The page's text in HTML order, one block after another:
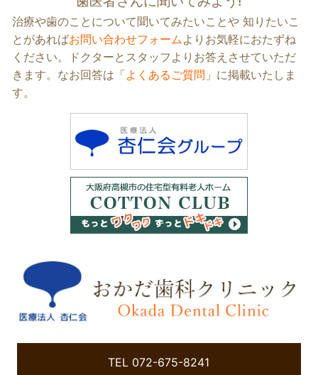
へ
の
リ
ン
ク
治療や歯のことについて聞いてみたいことや 知りたいこ
とがあればお問い合わせフォーム よりお気軽におたずね
ください。ドクターとスタッフよりお答えさせていただ
きます。なお回答は「よくあるご質問 」に掲載いたしま
す。
TEL 072-675-8241